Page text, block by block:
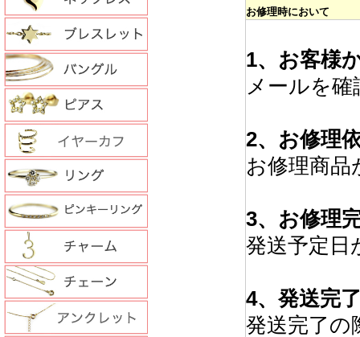
お修理時において
1、お客様
メールを
2、お修理
お修理商品
3、お修理
発送予定日
4、発送完
発送完了の